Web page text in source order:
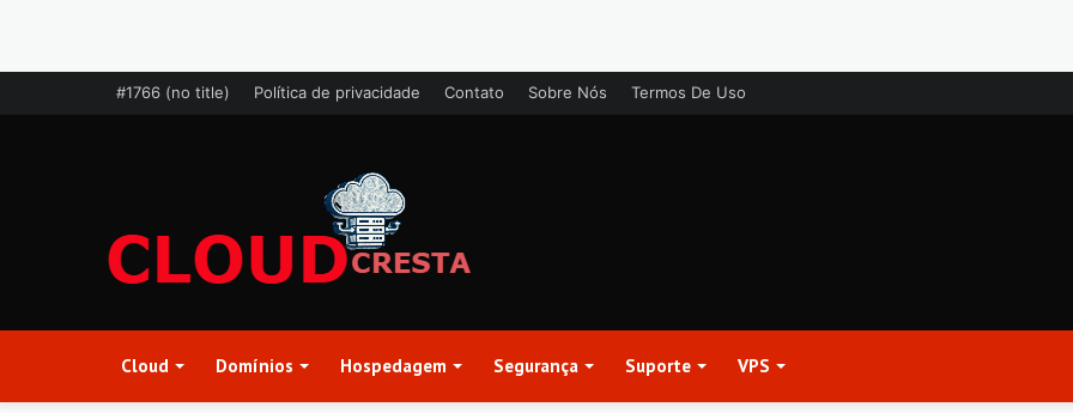
#1766 (no title) Política de privacidade Contato Sobre Nós Termos De Uso
Cloud Domínios Hospedagem Segurança Suporte VPS